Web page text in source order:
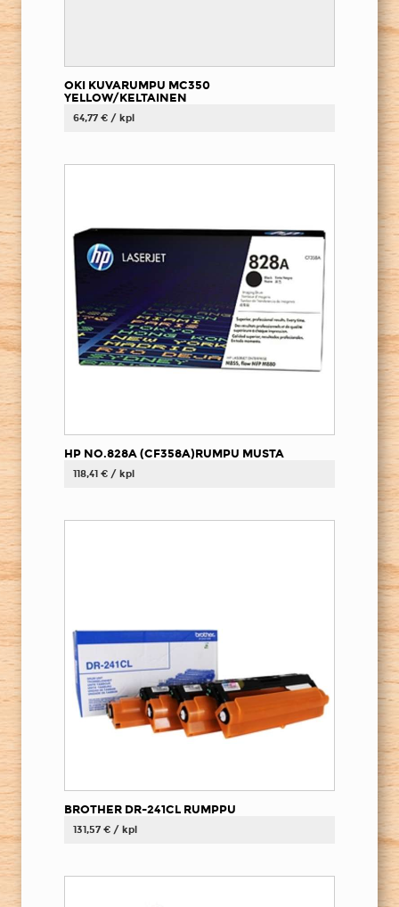
OKI KUVARUMPU MC350
YELLOW/KELTAINEN
64,77 € / kpl
HP NO.828A (CF358A)RUMPU MUSTA
118,41 € / kpl
BROTHER DR-241CL RUMPPU
131,57 € / kpl